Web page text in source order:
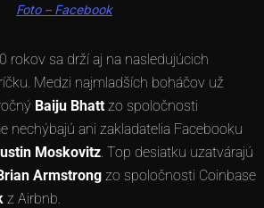
Foto – Facebook
rokov sa drží aj na nasledujúcich
Medzi najmladších boháčov už
Baiju Bhatt zo spoločnosti
nechýbajú ani zakladatelia Facebooku
Moskovitz. Top desiatku uzatvárajú
Armstrong zo spoločnosti Coinbase
z Airbnb.